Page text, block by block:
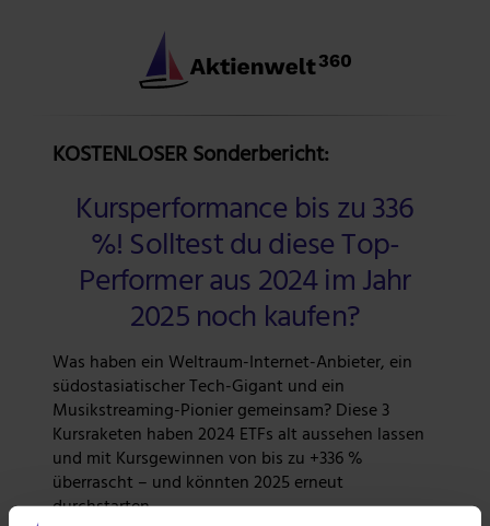
KOSTENLOSER Sonderbericht:
Kursperformance bis zu 336
%! Solltest du diese Top-
Performer aus 2024 im Jahr
2025 noch kaufen?
Was haben ein Weltraum-Internet-Anbieter, ein
südostasiatischer Tech-Gigant und ein
Musikstreaming-Pionier gemeinsam? Diese 3
Kursraketen haben 2024 ETFs alt aussehen lassen
und mit Kursgewinnen von bis zu +336 %
überrascht – und könnten 2025 erneut
durchstarten.